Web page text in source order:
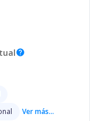
help
Ver más...